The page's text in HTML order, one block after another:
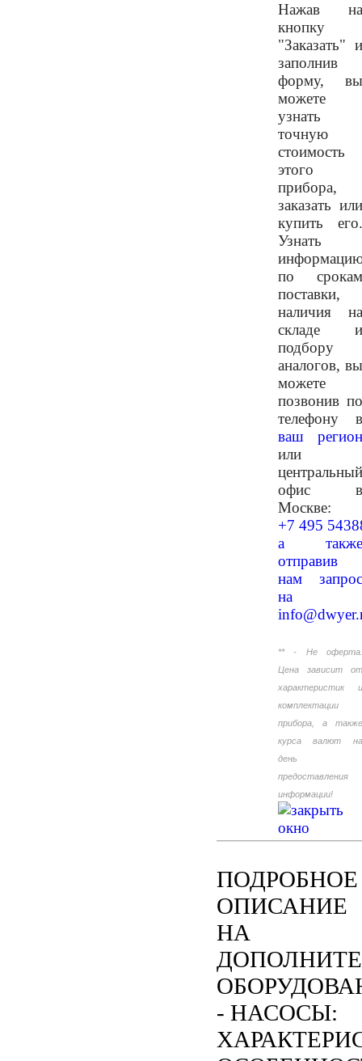
Нажав на
кнопку
"Заказать" и
заполнив
форму, вы
можете
узнать
точную
стоимость
этого
прибора,
заказать или
купить его.
Узнать
по срокам
поставки,
наличия на
складе и
подбору
аналогов, вы
можете
позвонив по
телефону в
ваш регион
или
центральный
офис в
Москве:
+7 495
а также
отправив
нам запрос
на
** - Не оферта.
Цена зависит от
характеристик и
комплектации
прибора, а также
курса валют на
день
предоставления
информации!
ПОДРОБНОЕ
ОПИСАНИЕ
НА
- НАСОСЫ: